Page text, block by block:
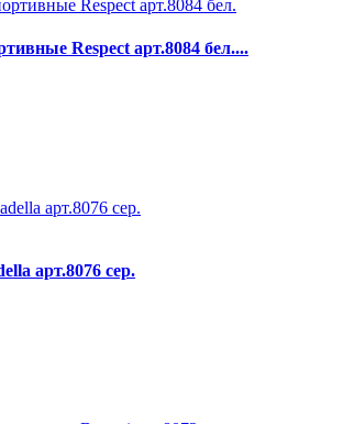
Respect арт.8084 бел....
арт.8076 сер.